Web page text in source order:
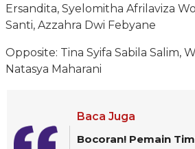
Ersandita, Syelomitha Afrilaviza
Santi, Azzahra Dwi Febyane
Opposite: Tina Syifa Sabila Salim,
Natasya Maharani
Baca Juga
Bocoran! Pemain